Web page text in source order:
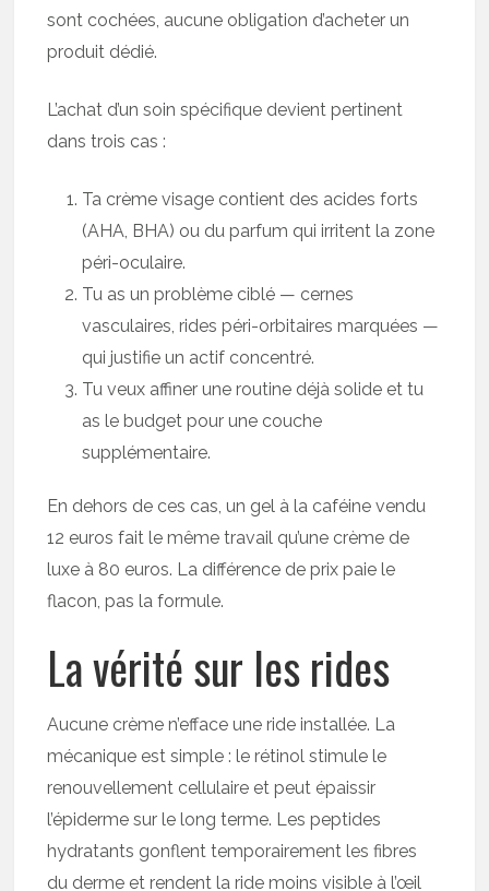
sont cochées, aucune obligation d’acheter un
produit dédié.
L’achat d’un soin spécifique devient pertinent
dans trois cas :
Ta crème visage contient des acides forts
(AHA, BHA) ou du parfum qui irritent la zone
péri-oculaire.
Tu as un problème ciblé — cernes
vasculaires, rides péri-orbitaires marquées —
qui justifie un actif concentré.
Tu veux affiner une routine déjà solide et tu
as le budget pour une couche
supplémentaire.
En dehors de ces cas, un gel à la caféine vendu
12 euros fait le même travail qu’une crème de
luxe à 80 euros. La différence de prix paie le
flacon, pas la formule.
La vérité sur les rides
Aucune crème n’efface une ride installée. La
mécanique est simple : le rétinol stimule le
renouvellement cellulaire et peut épaissir
l’épiderme sur le long terme. Les peptides
hydratants gonflent temporairement les fibres
du derme et rendent la ride moins visible à l’œil